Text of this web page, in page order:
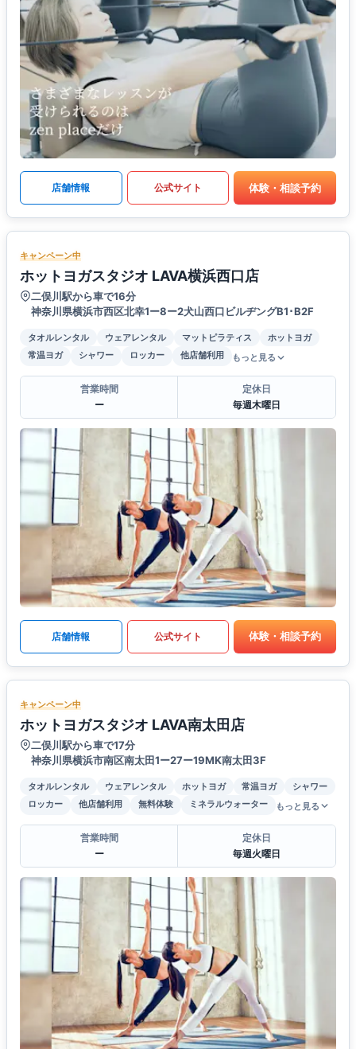
店舗情報 公式サイト 体験・相談予約
キャンペーン中
ホットヨガスタジオ LAVA横浜西口店
二俣川駅から車で16分
神奈川県横浜市西区北幸1ー8ー2犬山西口ビルヂングB1･B2F
タオルレンタル ウェアレンタル マットピラティス
ホットヨガ
常温ヨガ
シャワー ロッカー 他店舗利用 もっと見る
営業時間
ー
定休日
毎週木曜日
店舗情報 公式サイト 体験・相談予約
キャンペーン中
ホットヨガスタジオ LAVA南太田店
二俣川駅から車で17分
神奈川県横浜市南区南太田1ー27ー19MK南太田3F
タオルレンタル ウェアレンタル ホットヨガ 常温ヨガ
シャワー
ロッカー
他店舗利用 無料体験 ミネラルウォーター もっと見る
営業時間
ー
定休日
毎週火曜日